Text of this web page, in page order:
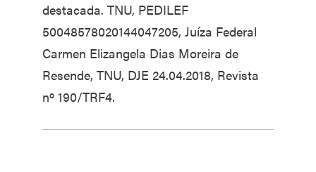
destacada. TNU, PEDILEF
50048578020144047205, Juíza Federal
Carmen Elizangela Dias Moreira de
Resende, TNU, DJE 24.04.2018, Revista
nº 190/TRF4.